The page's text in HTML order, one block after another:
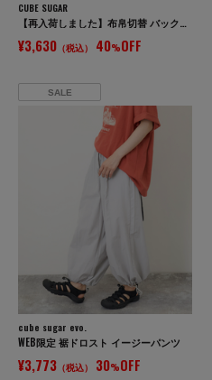
CUBE SUGAR
【再入荷しました】布帛切替 バックギャザー プルオーバー Tシャツ
¥3,630 （税込） 40%OFF
SALE
cube sugar evo.
WEB限定 裾ドロスト イージーパンツ
¥3,773 （税込） 30%OFF